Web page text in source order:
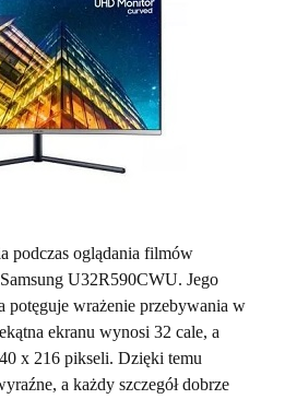
podczas oglądania filmów
U32R590CWU. Jego
potęguje wrażenie przebywania w
ekranu wynosi 32 cale, a
x 216 pikseli. Dzięki temu
a każdy szczegół dobrze